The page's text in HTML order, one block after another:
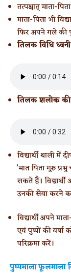
तत्पश्चात् माता-
माता-पिता भी
फिर अपने गले की
तिलक विधि
तिलक शलोक की
विद्यार्थी थाली
'मात पिता गुरु
सकते हैं।
उनकी सेवा करने
विद्यार्थी अपने
एवं पुष्पों की वर्षा
परिक्रमा करें।
पुष्पमाला फूलमाला